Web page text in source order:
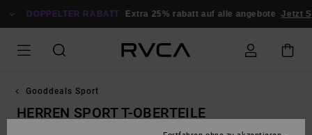
ZUR
DOPPELTER RABATT Extra 25% rabatt auf alle angebote Jetzt
Gooddeals Sport
HERREN SPORT T-OBERTEILE